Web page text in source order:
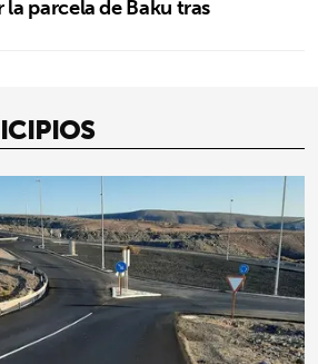
parcela de Baku tras